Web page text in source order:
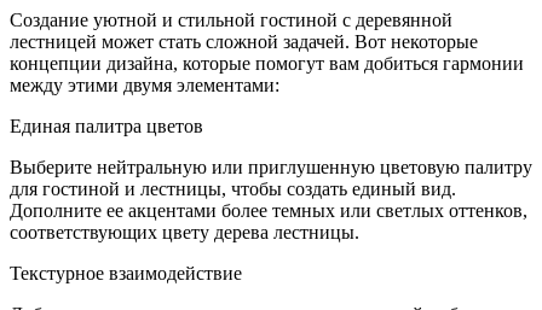
дерева
Создание уютной и стильной гостиной с деревянной
лестницей может стать сложной задачей. Вот некоторые
концепции дизайна, которые помогут вам добиться гармонии
между этими двумя элементами:
Единая палитра цветов
Выберите нейтральную или приглушенную цветовую палитру
для гостиной и лестницы, чтобы создать единый вид.
Дополните ее акцентами более темных или светлых оттенков,
соответствующих цвету дерева лестницы.
Текстурное взаимодействие